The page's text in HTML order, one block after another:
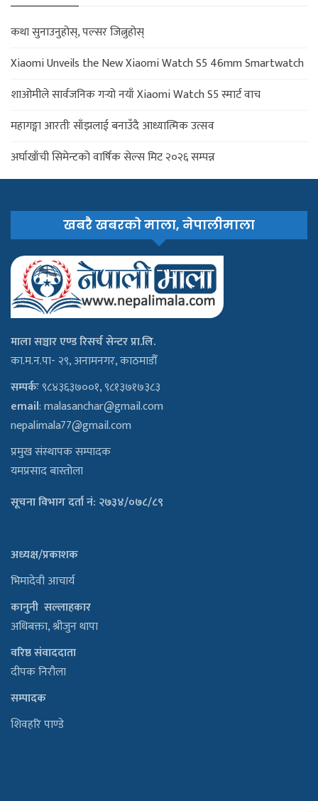
कथा सुनाउनुहोस्, पल्सर जित्नुहोस्
Xiaomi Unveils the New Xiaomi Watch S5 46mm Smartwatch
शाओमीले सार्वजनिक गर्‍यो नयाँ Xiaomi Watch S5 स्मार्ट वाच
महागङ्गा आरतीः साँझलाई बनाउँदै आध्यात्मिक उत्सव
अर्घाखाँची सिमेन्टको वार्षिक सेल्स मिट २०२६ सम्पन्न
खबरै खबरको माला, नेपालीमाला
माला सञ्चार एण्ड रिसर्च सेन्टर प्रा.लि.
का.म.न.पा- २९, अनामनगर, काठमाडौँ
सम्पर्कः९८४३६३७००१, ९८१३७१७३८३
email:malasanchar@gmail.com
nepalimala77@gmail.com
प्रमुख संस्थापक सम्पादक
यमप्रसाद बास्तोला
सूचना विभाग दर्ता नं: २७३४/०७८/८९
अध्यक्ष/प्रकाशक
भिमादेवी आचार्य
कानुनी सल्लाहकार
अधिबक्ता, श्रीजुन थापा
वरिष्ठ संवाददाता
दीपक निरौला
सम्पादक
शिवहरि पाण्डे